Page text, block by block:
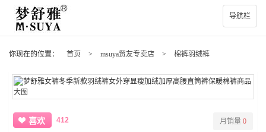
导航栏
你现在的位置： 首页 > msuya贸友专卖店 > 棉裤羽绒裤
喜欢 412 月销量 0